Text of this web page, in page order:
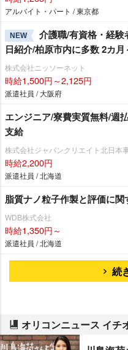
アルバイト・パート / 東京都
NEW
介護職/有資格・経
日紹介/柏原市内に多数 2カ月
株式会社ニッソーネット
時給1,500円～2,125円
派遣社員 / 大阪府
エンジニア/寮費実質無料/週
支給
株式会社ジャパンクリエイト北日本
時給2,200円
派遣社員 / 北海道
脂質ナノ粒子作製と評価に
WDB株式会社
時給1,350円～
派遣社員 / 北海道
続
オリコンニュース イチ